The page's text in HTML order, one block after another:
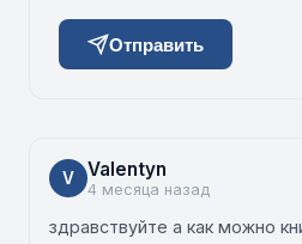
Отправить
V Valentyn
4 месяца назад
здравствуйте а как можно